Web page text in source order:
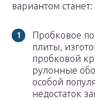
вариантом станет:
Пробковое
плиты,
пробковой
рулонные
особой
недостаток